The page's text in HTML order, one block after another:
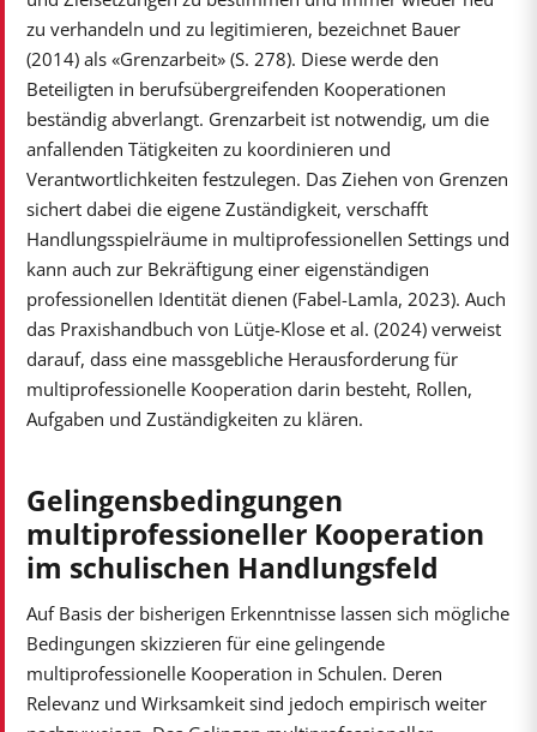
zu verhandeln und zu legitimieren, bezeichnet Bauer
(2014) als «Grenzarbeit» (S. 278). Diese werde den
Beteiligten in berufsübergreifenden Kooperationen
beständig abverlangt. Grenzarbeit ist notwendig, um die
anfallenden Tätigkeiten zu koordinieren und
Verantwortlichkeiten festzulegen. Das Ziehen von Grenzen
sichert dabei die eigene Zuständigkeit, verschafft
Handlungsspielräume in multiprofessionellen Settings und
kann auch zur Bekräftigung einer eigenständigen
professionellen Identität dienen (Fabel-Lamla, 2023). Auch
das Praxishandbuch von Lütje-Klose et al. (2024) verweist
darauf, dass eine massgebliche Herausforderung für
multiprofessionelle Kooperation darin besteht, Rollen,
Aufgaben und Zuständigkeiten zu klären.
Gelingensbedingungen
multiprofessioneller Kooperation
im schulischen Handlungsfeld
Auf Basis der bisherigen Erkenntnisse lassen sich mögliche
Bedingungen skizzieren für eine gelingende
multiprofessionelle Kooperation in Schulen. Deren
Relevanz und Wirksamkeit sind jedoch empirisch weiter